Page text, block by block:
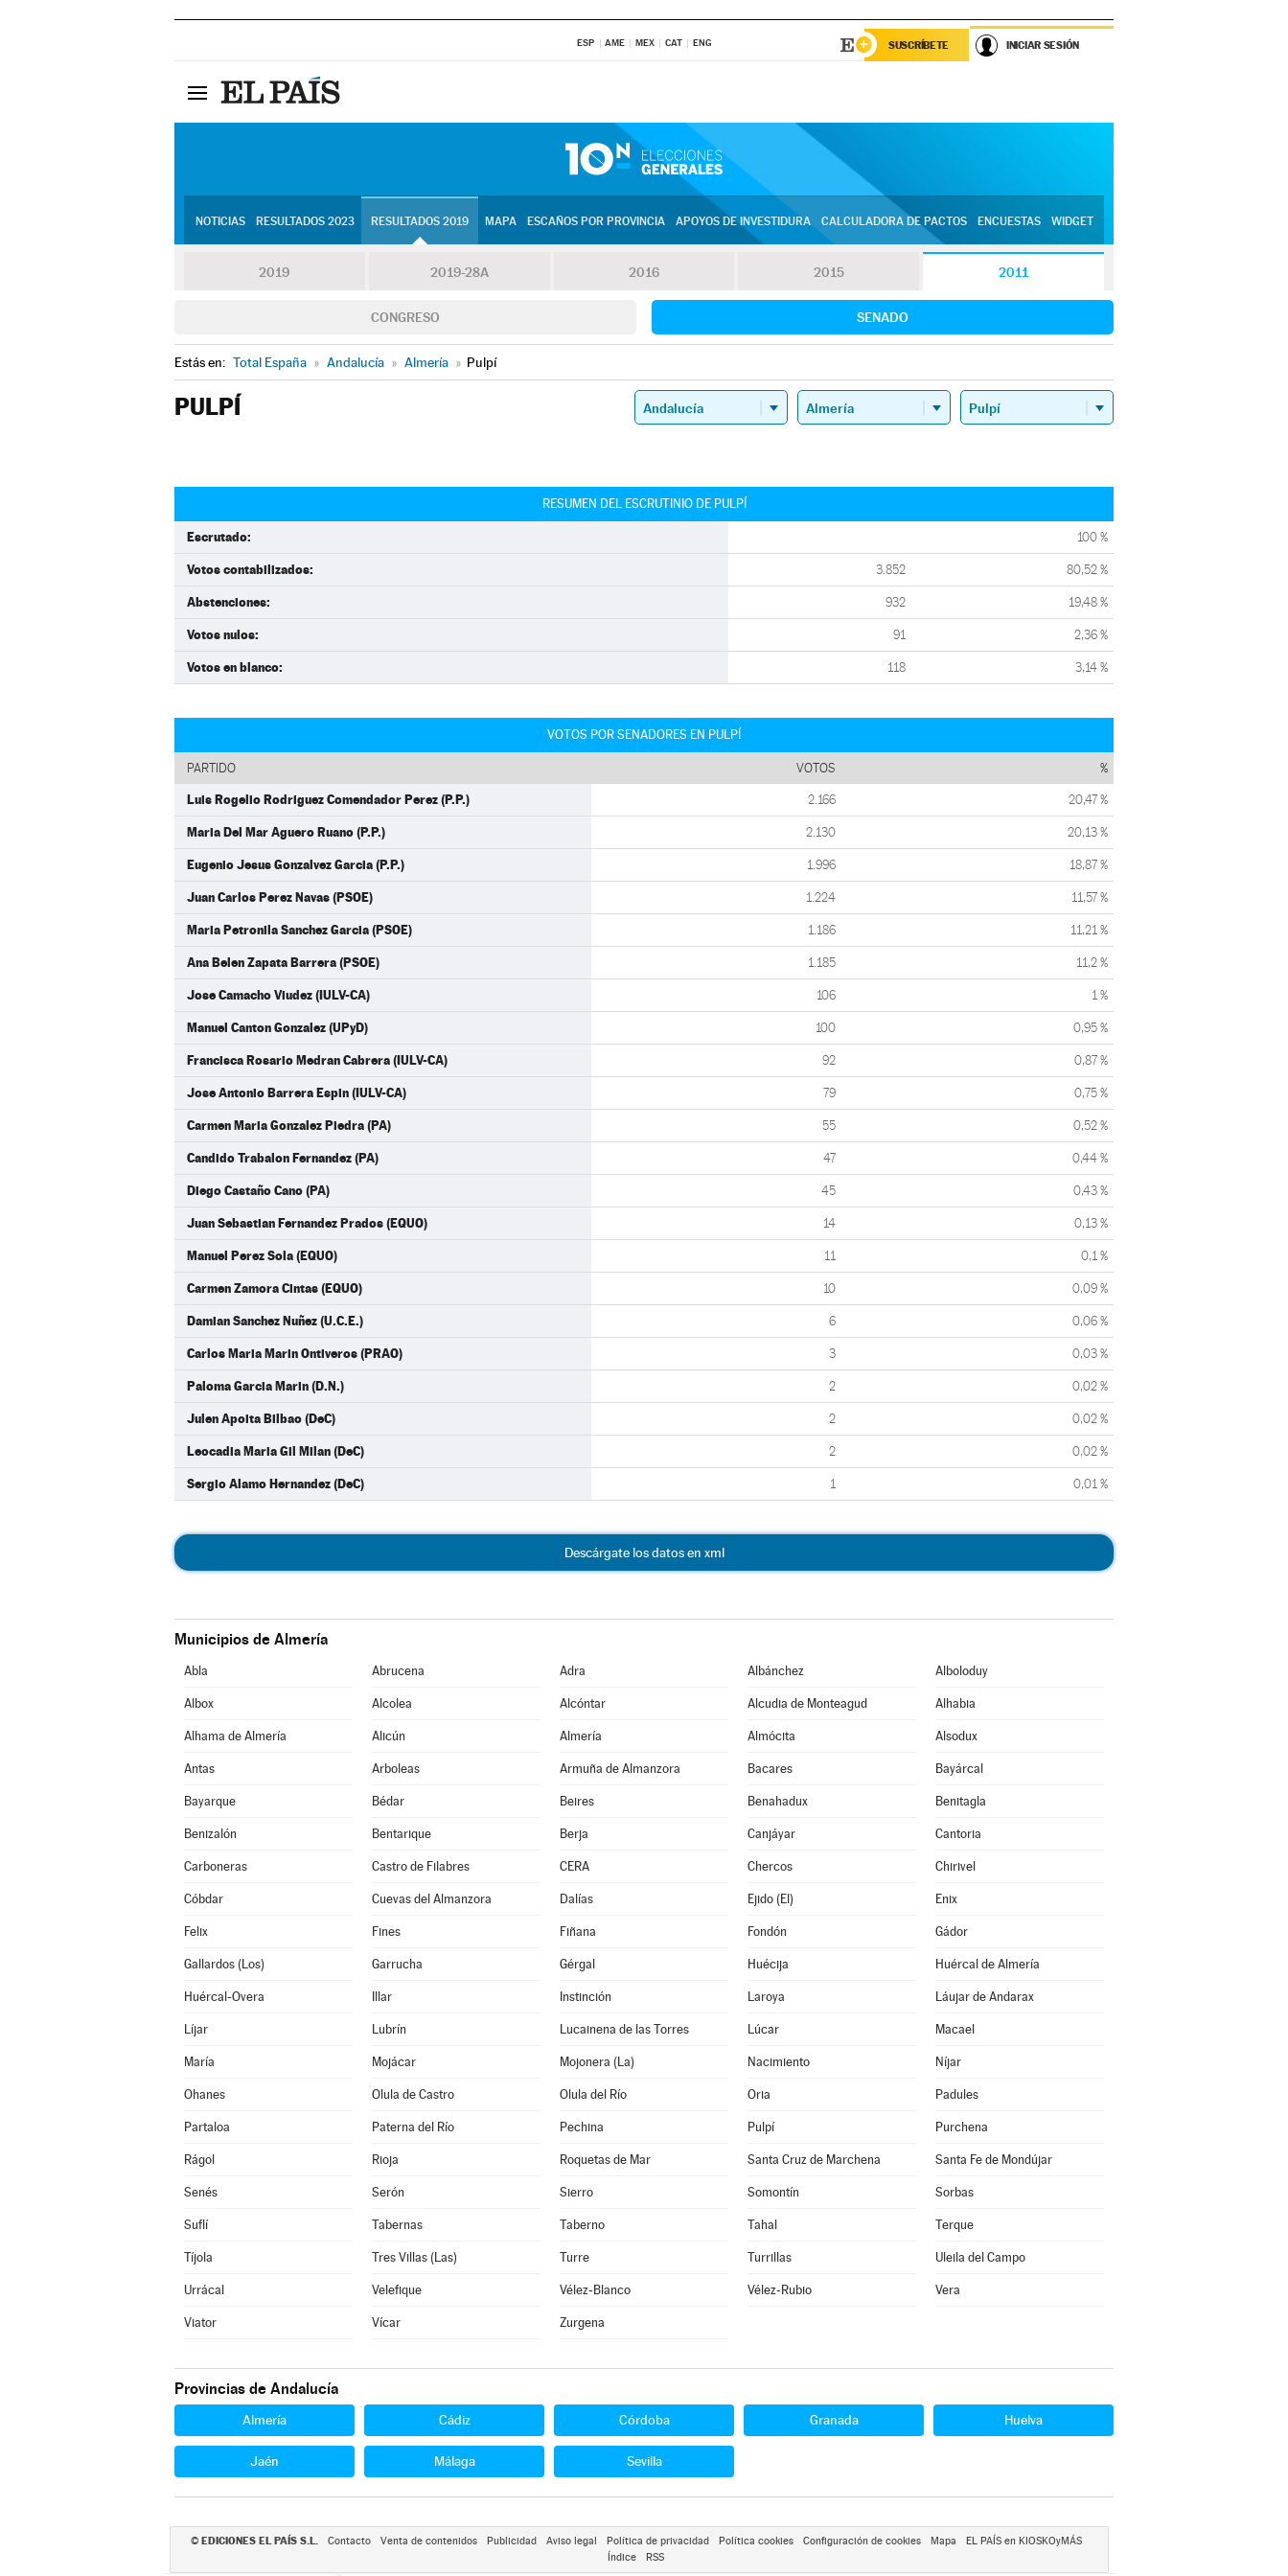
ESP AME MEX CAT ENG SUSCRÍBETE INICIAR SESIÓN
NOTICIAS RESULTADOS 2023 RESULTADOS 2019 MAPA ESCAÑOS POR PROVINCIA APOYOS DE INVESTIDURA CALCULADORA DE PACTOS ENCUESTAS WIDGET
2019 2019-28A 2016 2015 2011
CONGRESO SENADO
Estás en: Total España » Andalucía » Almería » Pulpí
PULPÍ
RESUMEN DEL ESCRUTINIO DE PULPÍ
Escrutado: 100 %
Votos contabilizados: 3.852 80,52 %
Abstenciones: 932 19,48 %
Votos nulos: 91 2,36 %
Votos en blanco: 118 3,14 %
VOTOS POR SENADORES EN PULPÍ
PARTIDO VOTOS %
Luis Rogelio Rodriguez Comendador Perez (P.P.) 2.166 20,47 %
Maria Del Mar Aguero Ruano (P.P.) 2.130 20,13 %
Eugenio Jesus Gonzalvez Garcia (P.P.) 1.996 18,87 %
Juan Carlos Perez Navas (PSOE) 1.224 11,57 %
Maria Petronila Sanchez Garcia (PSOE) 1.186 11,21 %
Ana Belen Zapata Barrera (PSOE) 1.185 11,2 %
Jose Camacho Viudez (IULV-CA) 106 1 %
Manuel Canton Gonzalez (UPyD) 100 0,95 %
Francisca Rosario Medran Cabrera (IULV-CA) 92 0,87 %
Jose Antonio Barrera Espin (IULV-CA) 79 0,75 %
Carmen Maria Gonzalez Piedra (PA) 55 0,52 %
Candido Trabalon Fernandez (PA) 47 0,44 %
Diego Castaño Cano (PA) 45 0,43 %
Juan Sebastian Fernandez Prados (EQUO) 14 0,13 %
Manuel Perez Sola (EQUO) 11 0,1 %
Carmen Zamora Cintas (EQUO) 10 0,09 %
Damian Sanchez Nuñez (U.C.E.) 6 0,06 %
Carlos Maria Marin Ontiveros (PRAO) 3 0,03 %
Paloma Garcia Marin (D.N.) 2 0,02 %
Julen Apoita Bilbao (DeC) 2 0,02 %
Leocadia Maria Gil Milan (DeC) 2 0,02 %
Sergio Alamo Hernandez (DeC) 1 0,01 %
Descárgate los datos en xml
Municipios de Almería
Abla Abrucena Adra Albánchez Alboloduy
Albox Alcolea Alcóntar Alcudia de Monteagud Alhabia
Alhama de Almería Alicún Almería Almócita Alsodux
Antas Arboleas Armuña de Almanzora Bacares Bayárcal
Bayarque Bédar Beires Benahadux Benitagla
Benizalón Bentarique Berja Canjáyar Cantoria
Carboneras Castro de Filabres CERA Chercos Chirivel
Cóbdar Cuevas del Almanzora Dalías Ejido (El) Enix
Felix Fines Fiñana Fondón Gádor
Gallardos (Los) Garrucha Gérgal Huécija Huércal de Almería
Huércal-Overa Illar Instinción Laroya Láujar de Andarax
Líjar Lubrín Lucainena de las Torres Lúcar Macael
María Mojácar Mojonera (La) Nacimiento Níjar
Ohanes Olula de Castro Olula del Río Oria Padules
Partaloa Paterna del Río Pechina Pulpí Purchena
Rágol Rioja Roquetas de Mar Santa Cruz de Marchena Santa Fe de Mondújar
Senés Serón Sierro Somontín Sorbas
Suflí Tabernas Taberno Tahal Terque
Tíjola Tres Villas (Las) Turre Turrillas Uleila del Campo
Urrácal Velefique Vélez-Blanco Vélez-Rubio Vera
Viator Vícar Zurgena
Provincias de Andalucía
Almería Cádiz Córdoba Granada Huelva
Jaén Málaga Sevilla
© EDICIONES EL PAÍS S.L. Contacto Venta de contenidos Publicidad Aviso legal Política de privacidad Política cookies Configuración de cookies Mapa
EL PAÍS en KIOSKOyMÁS
Índice
RSS